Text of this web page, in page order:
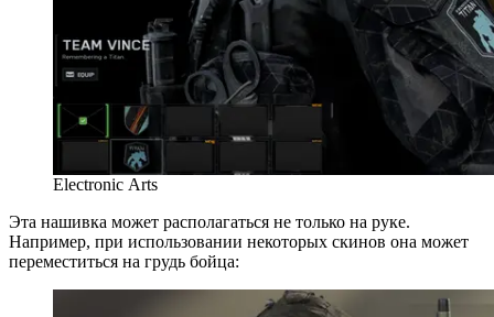
Electronic Arts
Эта нашивка может располагаться не только на руке.
Например, при использовании некоторых скинов она может
переместиться на грудь бойца: